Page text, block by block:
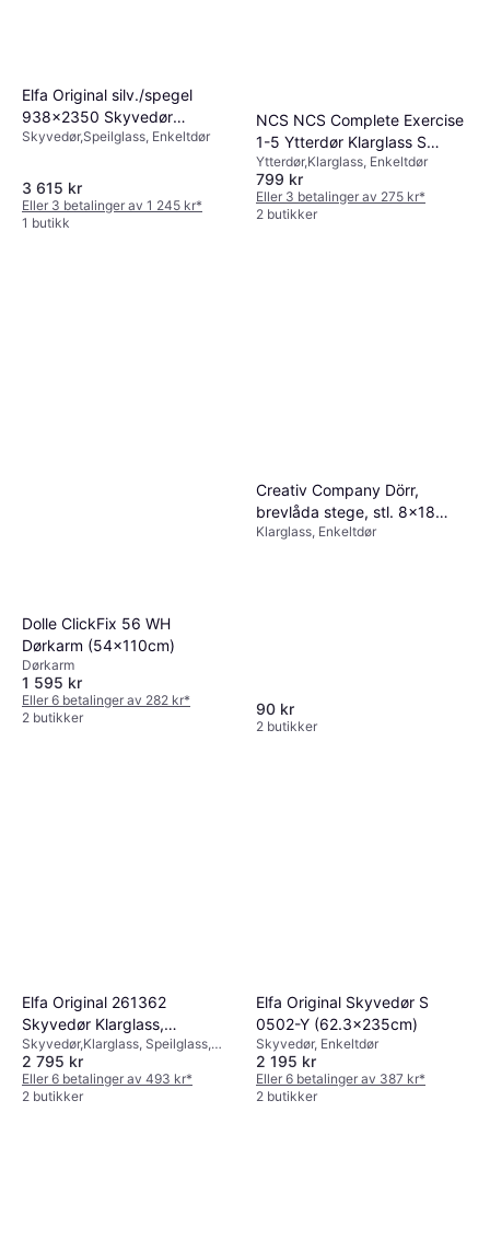
Elfa Original silv./spegel
938x2350 Skyvedør
Speilglass (93.8x235cm)
Skyvedør,Speilglass, Enkeltdør
3 615 kr
Eller 3 betalinger av 1 245 kr*
1 butikk
NCS NCS Complete Exercise
1-5 Ytterdør Klarglass S
0502-Y (90x)
Ytterdør,Klarglass, Enkeltdør
799 kr
Eller 3 betalinger av 275 kr*
2 butikker
Dolle ClickFix 56 WH
Dørkarm (54x110cm)
Dørkarm
1 595 kr
Eller 6 betalinger av 282 kr*
2 butikker
Creativ Company Dörr,
brevlåda stege, stl. 8x18
Klarglass S 0502-Y
Klarglass, Enkeltdør
90 kr
2 butikker
Elfa Original 261362
Skyvedør Klarglass,
Speilglass S 0502-Y
(62.3x235cm)
Skyvedør,Klarglass, Speilglass,
Enkeltdør
2 795 kr
Eller 6 betalinger av 493 kr*
2 butikker
Elfa Original Skyvedør S
0502-Y (62.3x235cm)
Skyvedør, Enkeltdør
2 195 kr
Eller 6 betalinger av 387 kr*
2 butikker